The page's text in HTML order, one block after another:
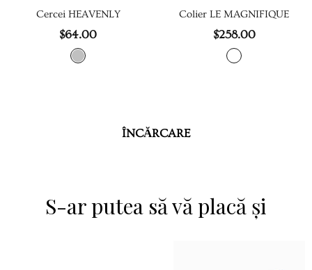
Cercei HEAVENLY
$64.00
Colier LE MAGNIFIQUE
$258.00
ÎNCĂRCARE
S-ar putea să vă placă și